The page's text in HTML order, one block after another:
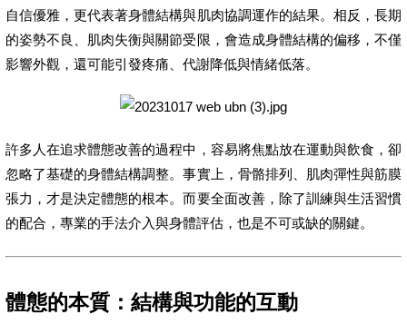
自信優雅，更代表著身體結構與肌肉協調運作的結果。相反，長期
的姿勢不良、肌肉失衡與關節受限，會造成身體結構的偏移，不僅
影響外觀，還可能引發疼痛、代謝降低與情緒低落。
許多人在追求體態改善的過程中，容易將焦點放在運動與飲食，卻
忽略了基礎的身體結構調整。事實上，骨骼排列、肌肉彈性與筋膜
張力，才是決定體態的根本。而要全面改善，除了訓練與生活習慣
的配合，專業的手法介入與身體評估，也是不可或缺的關鍵。
體態的本質：結構與功能的互動